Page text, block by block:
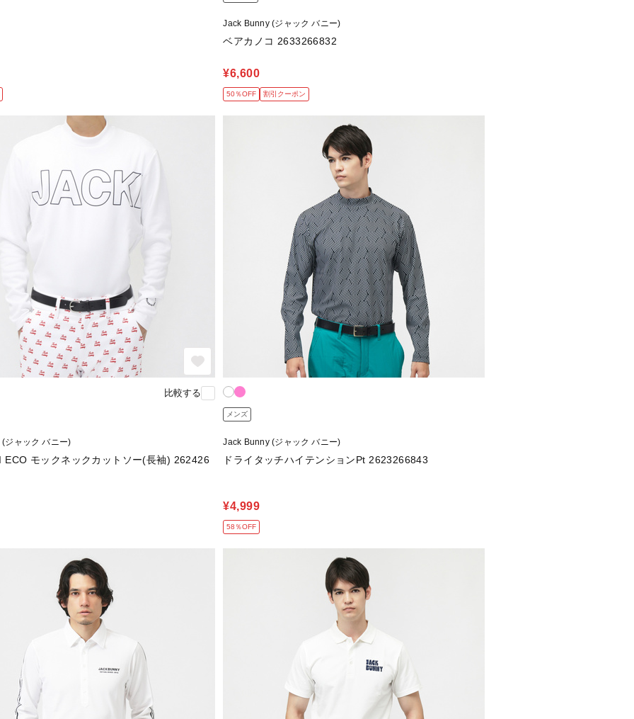
Jack Bunny (ジャック バニー)
ベアカノコ 2633266832
¥6,600
50％OFF 割引クーポン
比較する
ジャック バニー)
ECO モックネックカットソー(長袖) 262426
メンズ
Jack Bunny (ジャック バニー)
ドライタッチハイテンションPt 2623266843
¥4,999
58％OFF